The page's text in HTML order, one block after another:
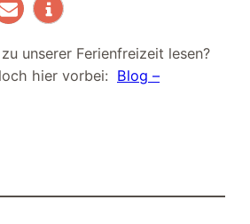
unserer Ferienfreizeit lesen?
hier vorbei: Blog –